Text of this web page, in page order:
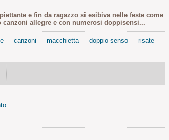
e fin da ragazzo si esibiva nelle feste come
canzoni allegre e con numerosi doppisensi...
canzoni macchietta doppio senso
risate